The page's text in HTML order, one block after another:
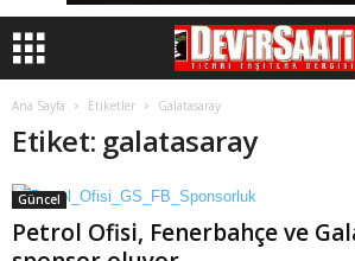
Ana Sayfa Etiketler Galatasaray
Etiket: galatasaray
Güncel
Petrol Ofisi, Fenerbahçe ve